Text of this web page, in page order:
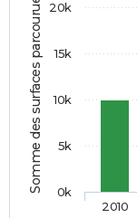
Somme des surfaces parcourues (m²)
2010
0k
5k
10k
15k
20k